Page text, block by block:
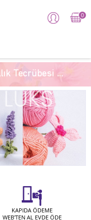
Tecrübesi ...
0
KAPIDA ÖDEME
WEB'TEN AL EVDE ÖDE